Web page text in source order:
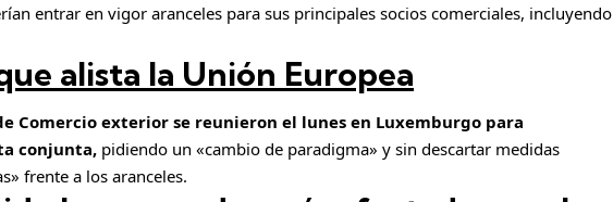
entrar en vigor aranceles para sus principales socios comerciales, incluyendo
alista la Unión Europea
Comercio exterior se reunieron el lunes en Luxemburgo para
conjunta, pidiendo un «cambio de paradigma» y sin descartar medidas
frente a los aranceles.